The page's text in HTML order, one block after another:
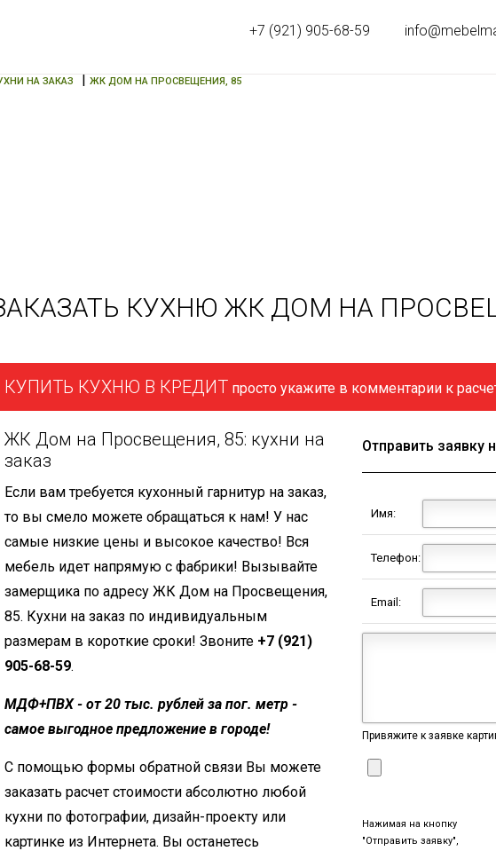
+7 (921) 905-68-59
НА ЗАКАЗ | ЖК ДОМ НА ПРОСВЕЩЕНИЯ, 85
КУХНЮ ЖК ДОМ НА
КУПИТЬ КУХНЮ В КРЕДИТ просто укажите в комментарии к
ЖК Дом на Просвещения, 85: кухни на
заказ
Если вам требуется кухонный гарнитур на заказ,
то вы смело можете обращаться к нам! У нас
самые низкие цены и высокое качество! Вся
мебель идет напрямую с фабрики! Вызывайте
замерщика по адресу ЖК Дом на Просвещения,
85. Кухни на заказ по индивидуальным
размерам в короткие сроки! Звоните +7 (921)
905-68-59.
МДФ+ПВХ - от 20 тыс. рублей за пог. метр -
самое выгодное предложение в городе!
С помощью формы обратной связи Вы можете
заказать расчет стоимости абсолютно любой
кухни по фотографии, дизайн-проекту или
картинке из Интернета. Вы останетесь
Отправить заявку
Имя:
Телефон:
Email:
Привяжите к заявке
Нажимая на кнопку
"Отправить заявку",